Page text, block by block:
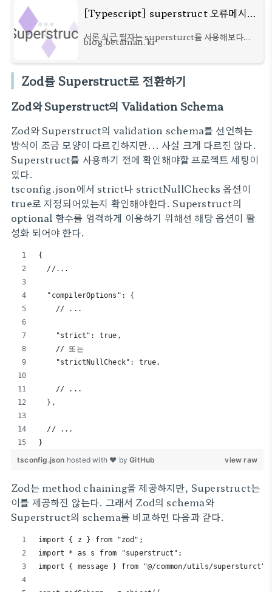
[Typescript] superstruct 오류메시지 커스텀하기
서론 최근 필자는 supersturct를 사용해보다가
superstruct는 기본적으로 오류메시지를 커스텀
로 오류메시지를 수정하여 부정확한 validation
결과를 내
blog.betaman.kr
Zod를 Superstruct로 전환하기
Zod와 Superstruct의 Validation Schema
Zod와 Superstruct의 validation schema를 선언하는
방식이 조금 모양이 다르긴하지만... 사실 크게 다르진 않다.
Superstruct를 사용하기 전에 확인해야할 프로젝트 세팅이
있다.
tsconfig.json에서 strict나 strictNullChecks 옵션이
true로 지정되어있는지 확인해야한다. Superstruct의
optional 함수를 엄격하게 이용하기 위해선 해당 옵션이 활
성화 되어야 한다.
{
  //...
  "compilerOptions": {
    // ...
    "strict": true,
    // 또는
    "strictNullCheck": true,
    // ...
  },
  // ...
}
view raw
tsconfig.json hosted with ❤ byGitHub
Zod는 method chaining을 제공하지만, Superstruct는
이를 제공하진 않는다. 그래서 Zod의 schema와
Superstruct의 schema를 비교하면 다음과 같다.
import { z } from "zod";
import * as s from "superstruct";
import { message } from "@/common/utils/supersturct";